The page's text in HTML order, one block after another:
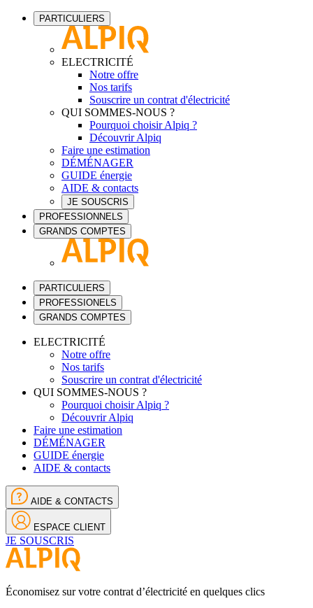
PARTICULIERS
ELECTRICITÉ
Notre offre
Nos tarifs
Souscrire un contrat d'électricité
QUI SOMMES-NOUS ?
Pourquoi choisir Alpiq ?
Découvrir Alpiq
Faire une estimation
DÉMÉNAGER
GUIDE énergie
AIDE & contacts
JE SOUSCRIS
PROFESSIONNELS
GRANDS COMPTES
PARTICULIERS
PROFESSIONELS
GRANDS COMPTES
ELECTRICITÉ
Notre offre
Nos tarifs
Souscrire un contrat d'électricité
QUI SOMMES-NOUS ?
Pourquoi choisir Alpiq ?
Découvrir Alpiq
Faire une estimation
DÉMÉNAGER
GUIDE énergie
AIDE & contacts
AIDE & CONTACTS
ESPACE CLIENT
JE SOUSCRIS
Économisez sur votre contrat d’électricité en quelques clics